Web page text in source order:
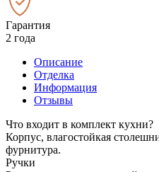
Гарантия
2 года
Описание
Отделка
Информация
Отзывы
Что входит в комплект кухни?
Корпус, влагостойкая
фурнитура.
Ручки